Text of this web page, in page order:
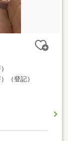
（登記）